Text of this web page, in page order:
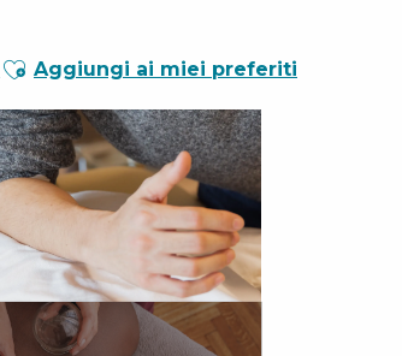
Ajouter aux favoris
Aggiungi ai miei preferiti